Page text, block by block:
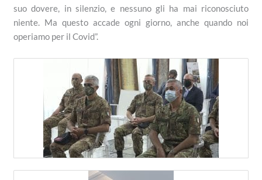
suo dovere, in silenzio, e nessuno gli ha mai riconosciuto
niente. Ma questo accade ogni giorno, anche quando noi
operiamo per il Covid”.